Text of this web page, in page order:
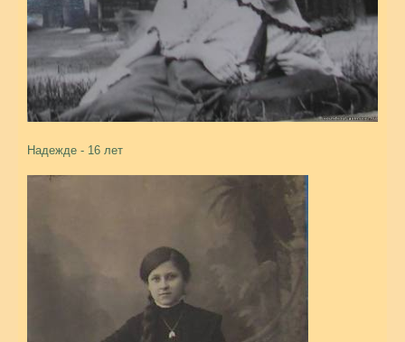
Надежде - 16 лет